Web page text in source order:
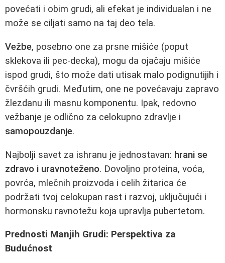
povećati i obim grudi, ali efekat je individualan i ne
može se ciljati samo na taj deo tela.
Vežbe, posebno one za prsne mišiće (poput
sklekova ili pec-decka), mogu da ojačaju mišiće
ispod grudi, što može dati utisak malo podignutijih i
čvršćih grudi. Međutim, one ne povećavaju zapravo
žlezdanu ili masnu komponentu. Ipak, redovno
vežbanje je odlično za celokupno zdravlje i
samopouzdanje.
Najbolji savet za ishranu je jednostavan: hrani se
zdravo i uravnoteženo. Dovoljno proteina, voća,
povrća, mlečnih proizvoda i celih žitarica će
podržati tvoj celokupan rast i razvoj, uključujući i
hormonsku ravnotežu koja upravlja pubertetom.
Prednosti Manjih Grudi: Perspektiva za
Budućnost